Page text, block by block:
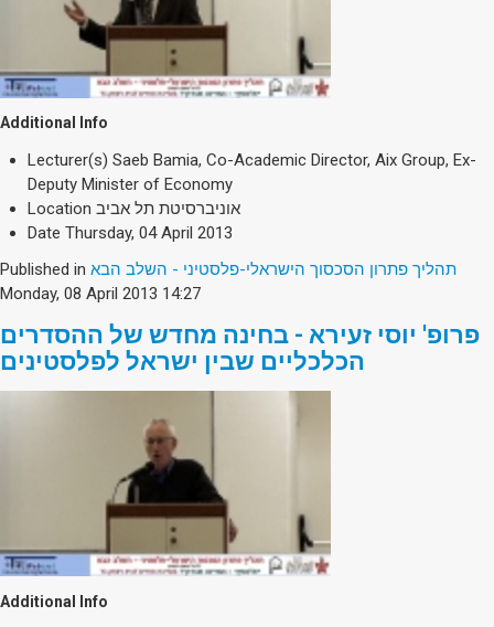
Additional Info
Lecturer(s) Saeb Bamia, Co-Academic Director, Aix Group, Ex-
Deputy Minister of Economy
Location אוניברסיטת תל אביב
Date Thursday, 04 April 2013
Published in תהליך פתרון הסכסוך הישראלי-פלסטיני - השלב הבא
Monday, 08 April 2013 14:27
פרופ' יוסי זעירא - בחינה מחדש של ההסדרים
הכלכליים שבין ישראל לפלסטינים
Additional Info